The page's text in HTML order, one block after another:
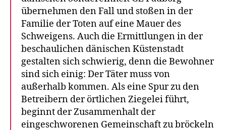
übernehmen den Fall und stoßen in der
Familie der Toten auf eine Mauer des
Schweigens. Auch die Ermittlungen in der
beschaulichen dänischen Küstenstadt
gestalten sich schwierig, denn die Bewohner
sind sich einig: Der Täter muss von
außerhalb kommen. Als eine Spur zu den
Betreibern der örtlichen Ziegelei führt,
beginnt der Zusammenhalt der
eingeschworenen Gemeinschaft zu bröckeln